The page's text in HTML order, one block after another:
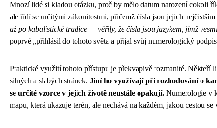
Mnozí lidé si kladou otázku, proč by mělo datum narození cokoli
ale řídí se určitými zákonitostmi, přičemž čísla jsou jejich
až po kabalistické tradice — věřily, že čísla jsou jazykem, jímž
poprvé „přihlásil do tohoto světa a přijal svůj numerologický
Praktické využití tohoto přístupu je překvapivě rozmanité. Někteří
silných a slabých stránek. Jiní ho využívají při rozhodování o
se určité vzorce v jejich životě neustále opakují. Numerologie v
mapu, která ukazuje terén, ale nechává na každém, jakou cestou se